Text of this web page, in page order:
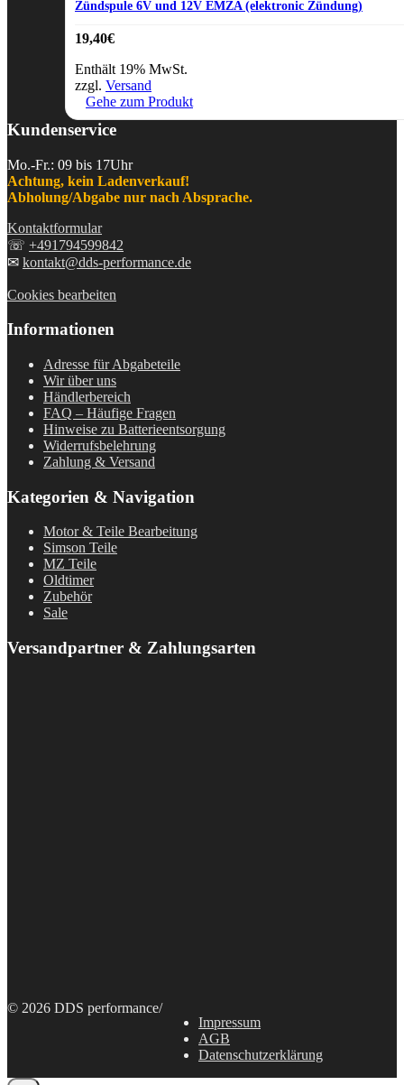
Zündspule 6V und 12V EMZA (elektronic Zündung)
19,40€
Enthält 19% MwSt.
zzgl. Versand
Gehe zum Produkt
Kundenservice
Mo.-Fr.: 09 bis 17Uhr
Achtung, kein Ladenverkauf!
Abholung/Abgabe nur nach Absprache.
Kontaktformular
☏ +491794599842
✉ kontakt@dds-performance.de
Cookies bearbeiten
Informationen
Adresse für Abgabeteile
Wir über uns
Händlerbereich
FAQ – Häufige Fragen
Hinweise zu Batterieentsorgung
Widerrufsbelehrung
Zahlung & Versand
Kategorien & Navigation
Motor & Teile Bearbeitung
Simson Teile
MZ Teile
Oldtimer
Zubehör
Sale
Versandpartner & Zahlungsarten
© 2026 DDS performance/
Impressum
AGB
Datenschutzerklärung